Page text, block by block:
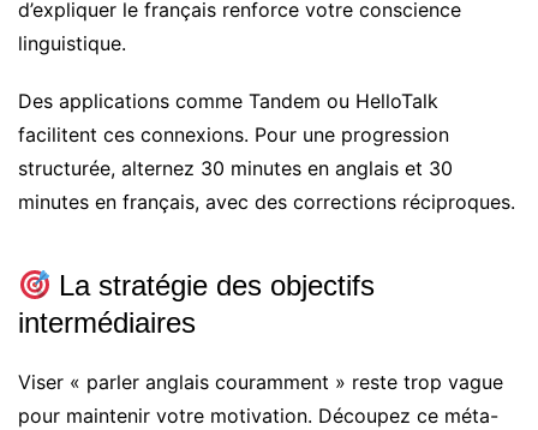
d’expliquer le français renforce votre conscience
linguistique.
Des applications comme Tandem ou HelloTalk
facilitent ces connexions. Pour une progression
structurée, alternez 30 minutes en anglais et 30
minutes en français, avec des corrections réciproques.
La stratégie des objectifs
intermédiaires
Viser « parler anglais couramment » reste trop vague
pour maintenir votre motivation. Découpez ce méta-